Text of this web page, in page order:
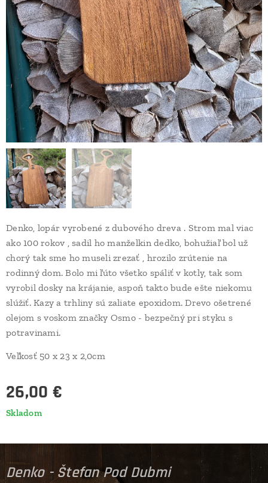
Denko, lopár vyrobené z dubového dreva . Strom mal viac
ako 100 rokov , sadil ho manželkin dedko, bohužiaľ bol už
chorý tak sme ho museli zrezať , hrozilo zrútenie na
rodinný dom. Bolo mi ľúto všetko spáliť v kotly, tak som
vyrobil dosky na krájanie, aspoň takto bude ešte niekomu
slúžiť. Kazy a trhliny sú zaliate epoxidom. Drevo ošetrené
olejom s voskom značky Osmo - bezpečný pri styku s
potravinami.
Veľkosť 50 x 23 x 2,0cm
26,00 €
Skladom
Denko - Štefan Pod Dubmi